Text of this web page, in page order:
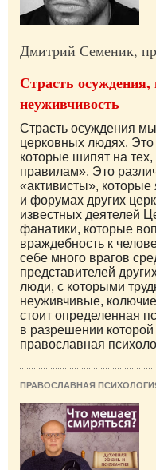
Дмитрий Семеник,
Страсть
неуживчивость
Страсть осуждения
церковных людях.
которые шипят на тех,
правилам». Это
«активисты», которые
и форумах других
известных деятелей
фанатики, которые
враждебность к
себе много врагов
представителей
люди, с которыми
неуживчивые,
стоит определенная
в разрешении
православная
ПРАВОСЛАВНАЯ